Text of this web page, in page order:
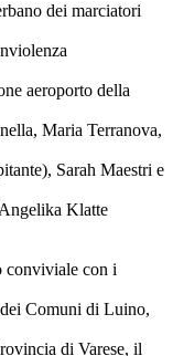
dei marciatori
aeroporto della
Maria Terranova,
Sarah Maestri e
Klatte
conviviale con i
Comuni di Luino,
di Varese, il